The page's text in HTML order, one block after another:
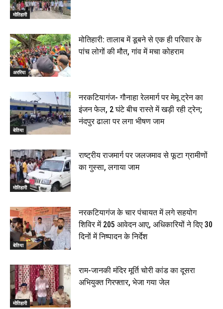
मोतिहारी
अररिया
मोतिहारी: तालाब में डूबने से एक ही परिवार के
पांच लोगों की मौत, गांव में मचा कोहराम
बेतिया
नरकटियागंज- गौनाहा रेलमार्ग पर मेमू ट्रेन का
इंजन फेल, 2 घंटे बीच रास्ते में खड़ी रही ट्रेन;
नंदपुर ढाला पर लगा भीषण जाम
मोतिहारी
राष्ट्रीय राजमार्ग पर जलजमाव से फूटा ग्रामीणों
का गुस्सा, लगाया जाम
बेतिया
नरकटियागंज के चार पंचायत में लगे सहयोग
शिविर में 205 आवेदन आए, अधिकारियों ने दिए 30
दिनों में निष्पादन के निर्देश
मोतिहारी
राम-जानकी मंदिर मूर्ति चोरी कांड का दूसरा
अभियुक्त गिरफ्तार, भेजा गया जेल